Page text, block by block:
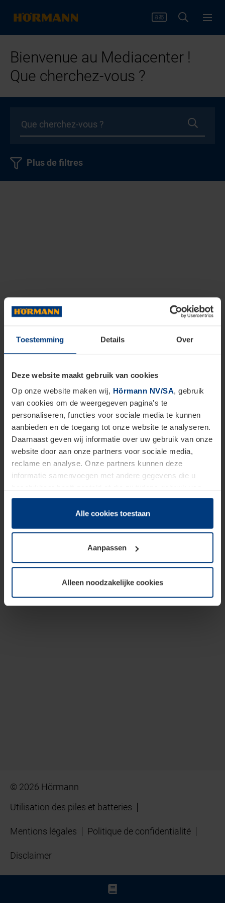
Toestemming Details Over
Deze website maakt gebruik van cookies
Op onze website maken wij, Hörmann NV/SA, gebruik
van cookies om de weergegeven pagina's te
personaliseren, functies voor sociale media te kunnen
aanbieden en de toegang tot onze website te analyseren.
Daarnaast geven wij informatie over uw gebruik van onze
website door aan onze partners voor sociale media,
reclame en analyse. Onze partners kunnen deze
informatie samenvoegen met andere gegevens die u
hun diensten hebben verzameld.
Juridisch hebben wij het recht om cookies op uw
van deze pagina's absoluut vereist is. Voor alle andere
soorten cookies is uw toestemming benodigd. Uw
toestemming kunt u op elk moment bij de uitleg van de
wijzigen of herroepen.
Alle cookies toestaan
Aanpassen
Alleen noodzakelijke cookies
Bienvenue au Mediacenter !
Que cherchez-vous ?
Plus de filtres
© 2026 Hörmann
Utilisation des piles et batteries
Mentions légales Politique de confidentialité
Disclaimer